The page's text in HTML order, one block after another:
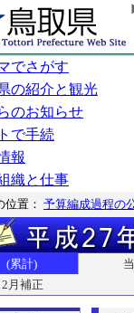
でさがす
の紹介と観光
のお知らせ
で手続
報
織と仕事
位置： 予算編成過程の
(累計)
2月補正